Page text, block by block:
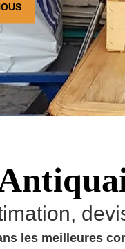
les meilleures